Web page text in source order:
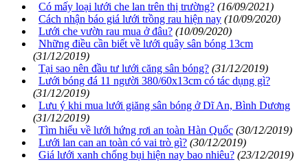
Có mấy loại lưới che lan trên thị trường? (16/09/2021)
Cách nhận báo giá lưới trồng rau hiện nay (10/09/2020)
Lưới che vườn rau mua ở đâu? (10/09/2020)
Những điều cần biết về lưới quây sân bóng 13cm
(31/12/2019)
Tại sao nên đầu tư lưới căng sân bóng? (31/12/2019)
Lưới bóng đá 11 người 380/60x13cm có tác dụng gì?
(31/12/2019)
Lưu ý khi mua lưới giăng sân bóng ở Dĩ An, Bình Dương
(31/12/2019)
Tìm hiểu về lưới hứng rơi an toàn Hàn Quốc (30/12/2019)
Lưới lan can an toàn có vai trò gì? (30/12/2019)
Giá lưới xanh chống bụi hiện nay bao nhiêu? (23/12/2019)